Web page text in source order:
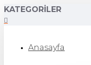
KATEGORILER
Anasayfa